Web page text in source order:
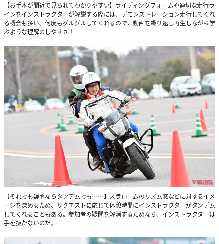
【お手本が間近で見られてわかりやすい】ライディングフォームや適切な走行ラ
インをインストラクターが解説する際には、デモンストレーション走行してくれ
る機会も多い。何度もグルグルしてくれるので、動画を繰り返し再生しながら学
ぶような理解のしやすさ！
【それでも疑問ならタンデムでも……】スラロームのリズム感などに対するイメ
ージを深めるため、リクエストに応じて休憩時間にインストラクターがタンデム
してくれることもある。参加者の疑問を解消するためなら、インストラクターは
手を抜かないのだ。